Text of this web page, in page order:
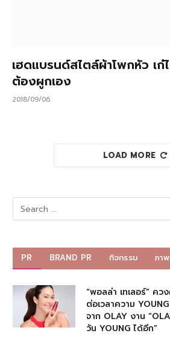
เฮดแบรนด์สไตล์ผ้าโพกหัว เก๋
ต้องผูกเอง
2018/09/06
LOAD MORE
PR BRAND PR กิจกรรม ภา
“พอลล่า เทเลอร์” ค
ต่อเวลาความ
จาก OLAY งาน
วัน YOUNG ได้อีก”